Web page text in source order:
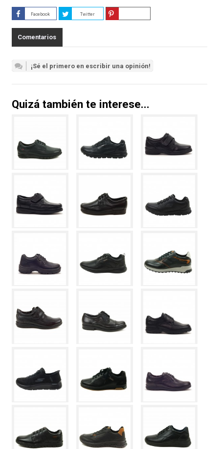
Facebook Twitter
Comentarios
¡Sé el primero en escribir una opinión!
Quizá también te interese...